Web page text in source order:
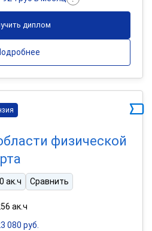
диплом
физической
ак.ч Сравнить
ак.ч
080 руб.